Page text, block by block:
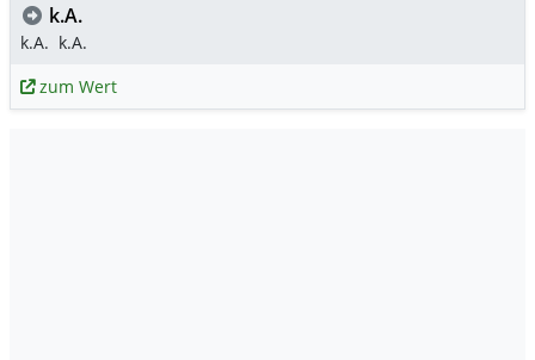
k.A.
k.A. k.A.
zum Wert